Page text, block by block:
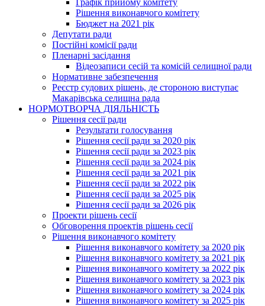
Графік прийому комітету
Рішення виконавчого комітету
Бюджет на 2021 рік
Депутати ради
Постійні комісії ради
Пленарні засідання
Відеозаписи сесій та комісій селищної ради
Нормативне забезпечення
Реєстр судових рішень, де стороною виступає
Макарівська селищна рада
НОРМОТВОРЧА ДІЯЛЬНІСТЬ
Рішення сесії ради
Результати голосування
Рішення сесії ради за 2020 рік
Рішення сесії ради за 2023 рік
Рішення сесії ради за 2024 рік
Рішення сесії ради за 2021 рік
Рішення сесії ради за 2022 рік
Рішення сесії ради за 2025 рік
Рішення сесії ради за 2026 рік
Проекти рішень сесії
Обговорення проектів рішень сесії
Рішення виконавчого комітету
Рішення виконавчого комітету за 2020 рік
Рішення виконавчого комітету за 2021 рік
Рішення виконавчого комітету за 2022 рік
Рішення виконавчого комітету за 2023 рік
Рішення виконавчого комітету за 2024 рік
Рішення виконавчого комітету за 2025 рік